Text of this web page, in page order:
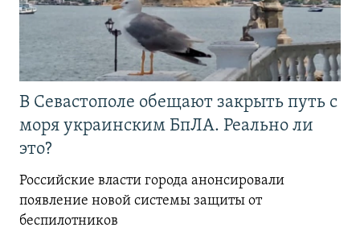
В Севастополе обещают закрыть путь с
моря украинским БпЛА. Реально ли
это?
Российские власти города анонсировали
появление новой системы защиты от
беспилотников